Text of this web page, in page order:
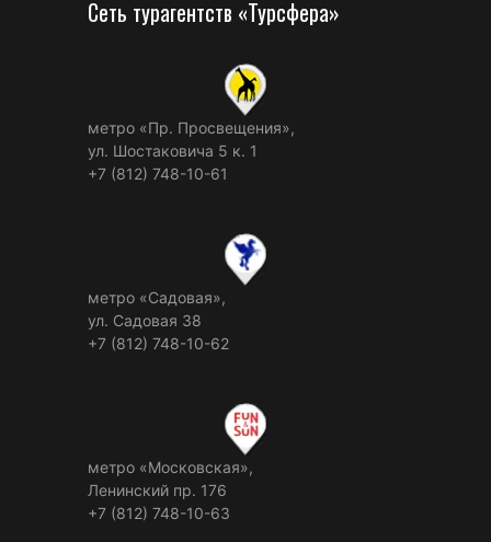
Сеть турагентств «Турсфера»
метро «Пр. Просвещения»,
ул. Шостаковича 5 к. 1
+7 (812) 748-10-61
метро «Садовая»,
ул. Садовая 38
+7 (812) 748-10-62
метро «Московская»,
Ленинский пр. 176
+7 (812) 748-10-63